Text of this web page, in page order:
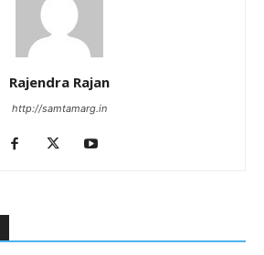
Rajendra Rajan
http://samtamarg.in